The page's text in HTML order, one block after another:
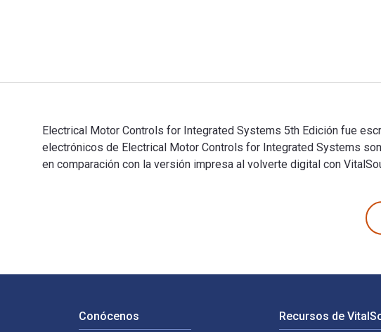
Electrical Motor Controls for Integrated Systems 5th Edición fue
electrónicos de Electrical Motor Controls for Integrated Systems
en comparación con la versión impresa al volverte digital con
Conócenos Recursos de